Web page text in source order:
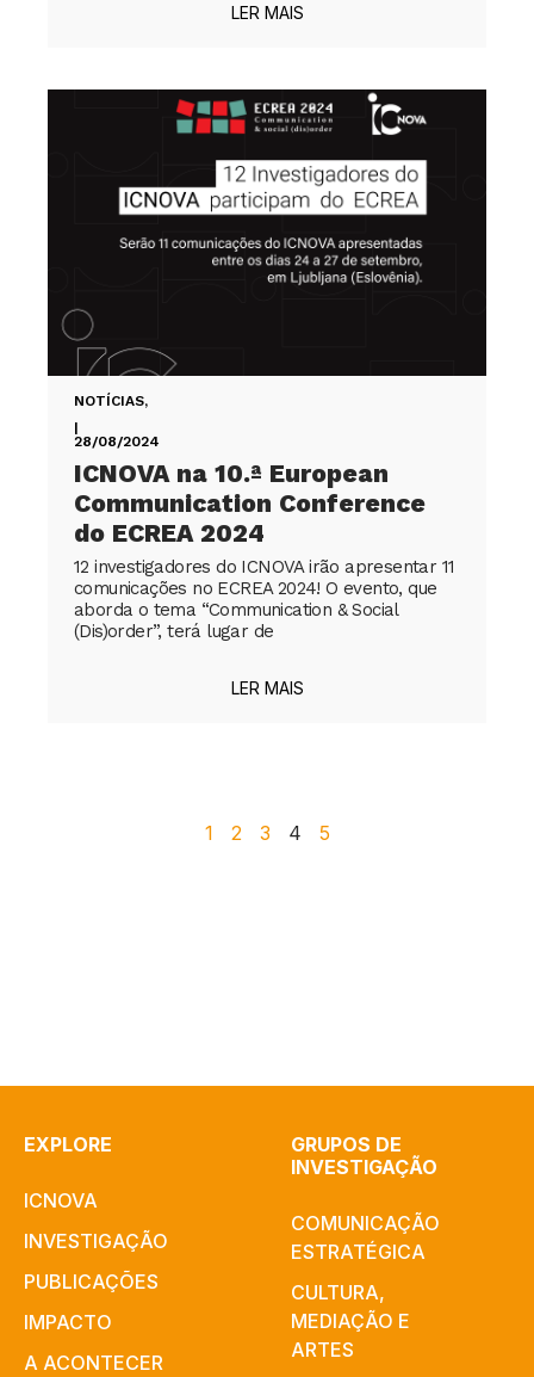
LER MAIS
NOTÍCIAS,
|
28/08/2024
ICNOVA na 10.ª European
Communication Conference
do ECREA 2024
12 investigadores do ICNOVA irão apresentar 11
comunicações no ECREA 2024! O evento, que
aborda o tema “Communication & Social
(Dis)order”, terá lugar de
LER MAIS
1 2 3 4 5
EXPLORE
ICNOVA
INVESTIGAÇÃO
PUBLICAÇÕES
IMPACTO
A ACONTECER
GRUPOS DE
INVESTIGAÇÃO
COMUNICAÇÃO
ESTRATÉGICA
CULTURA,
MEDIAÇÃO E
ARTES​